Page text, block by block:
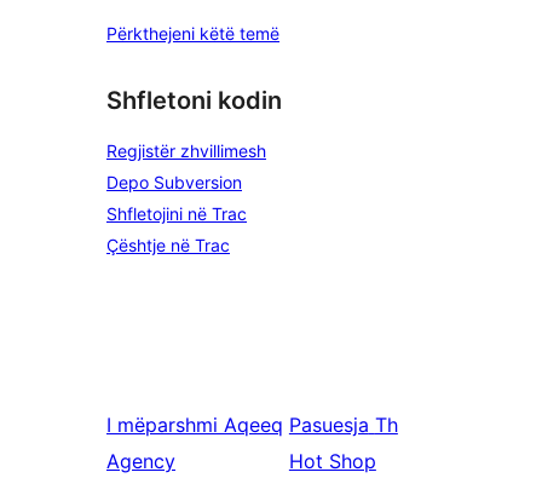
Përkthejeni këtë temë
Shfletoni kodin
Regjistër zhvillimesh
Depo Subversion
Shfletojini në Trac
Çështje në Trac
I mëparshmi Aqeeq
Agency
Pasuesja Th
Hot Shop